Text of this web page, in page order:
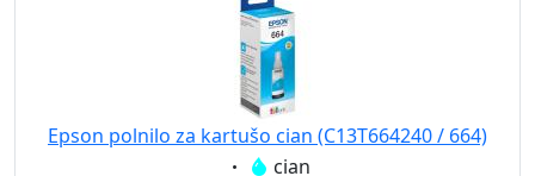
Epson polnilo za kartušo cian (C13T664240 / 664)
Eigenschaft:
cian